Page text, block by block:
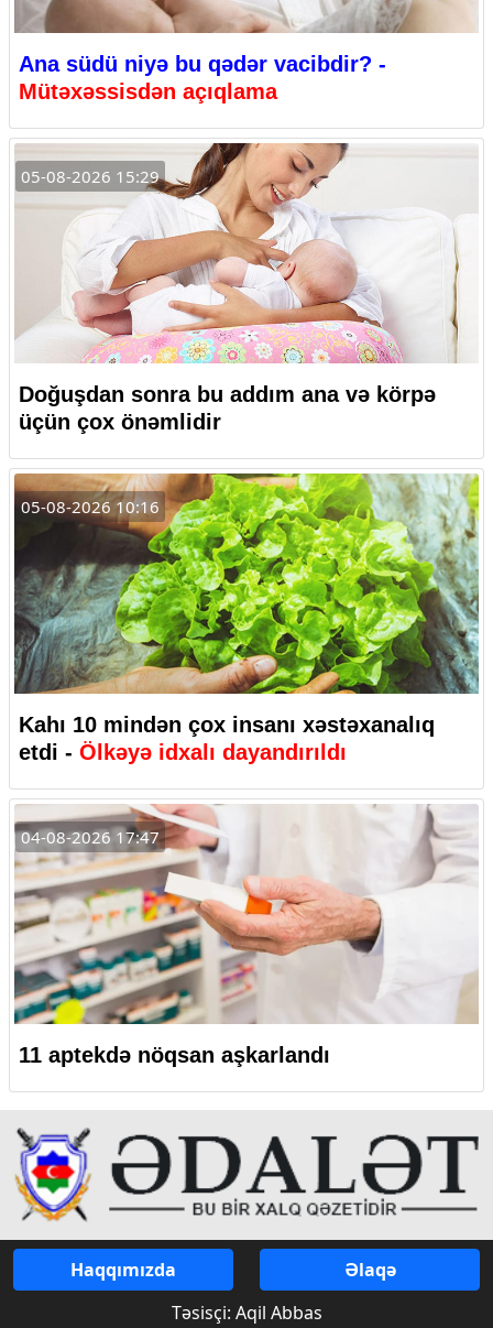
Ana südü niyə bu qədər vacibdir? -
Mütəxəssisdən açıqlama
05-08-2026 15:29
Doğuşdan sonra bu addım ana və körpə
üçün çox önəmlidir
05-08-2026 10:16
Kahı 10 mindən çox insanı xəstəxanalıq
etdi - Ölkəyə idxalı dayandırıldı
04-08-2026 17:47
11 aptekdə nöqsan aşkarlandı
Haqqımızda
Əlaqə
Təsisçi: Aqil Abbas